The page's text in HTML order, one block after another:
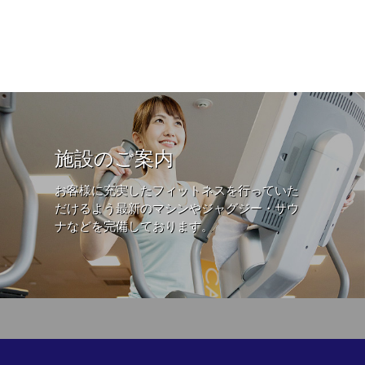
施設のご案内
お客様に充実したフィットネスを行っていた
だけるよう最新のマシンやジャグジー・サウ
ナなどを完備しております。